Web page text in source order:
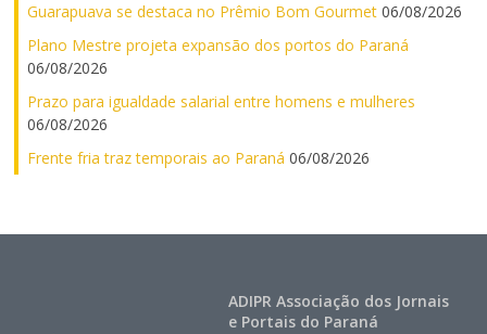
Guarapuava se destaca no Prêmio Bom Gourmet 06/08/2026
Plano Mestre projeta expansão dos portos do Paraná
06/08/2026
Prazo para igualdade salarial entre homens e mulheres
06/08/2026
Frente fria traz temporais ao Paraná 06/08/2026
ADIPR Associação dos Jornais
e Portais do Paraná